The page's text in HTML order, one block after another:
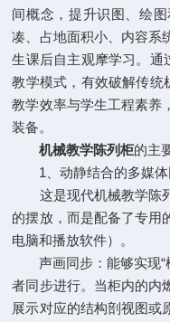
间概念，提升识图、绘
凑、占地面积小、内容系
生课后自主观摩学习。通
教学模式，有效破解传统
教学效率与学生工程素养
装备。
机械教学陈列柜的主
1、动静结合的多媒体
这是现代机械教学陈列
的摆放，而是配备了专用
电脑和播放软件）。
声画同步：能够实现“
者同步进行。当柜内的内
展示对应的结构剖视图或